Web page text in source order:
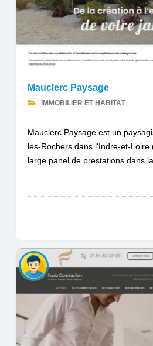
Mauclerc Paysage
IMMOBILIER ET HABITAT
Mauclerc Paysage est un
les-Rochers dans l'Indre-et-Loire
large panel de prestations dans la